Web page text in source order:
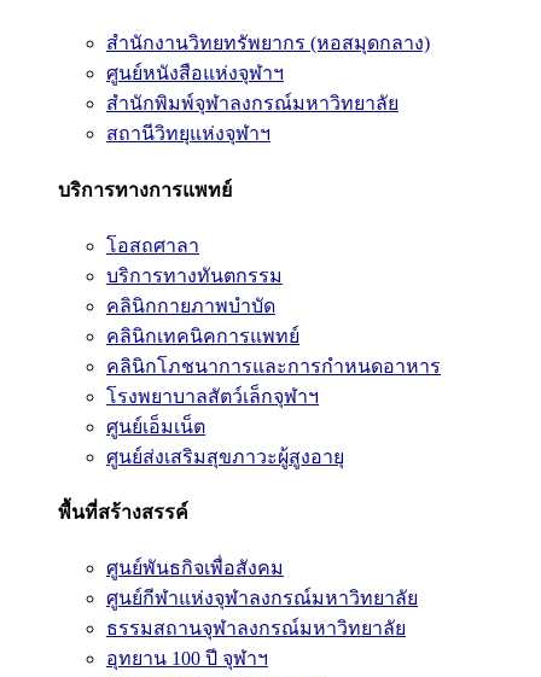
สำนักงานวิทยทรัพยากร (หอสมุดกลาง)
ศูนย์หนังสือแห่งจุฬาฯ
สำนักพิมพ์จุฬาลงกรณ์มหาวิทยาลัย
สถานีวิทยุแห่งจุฬาฯ
บริการทางการแพทย์
โอสถศาลา
บริการทางทันตกรรม
คลินิกกายภาพบำบัด
คลินิกเทคนิคการแพทย์
คลินิกโภชนาการและการกำหนดอาหาร
โรงพยาบาลสัตว์เล็กจุฬาฯ
ศูนย์เอ็มเน็ต
ศูนย์ส่งเสริมสุขภาวะผู้สูงอายุ
พื้นที่สร้างสรรค์
ศูนย์พันธกิจเพื่อสังคม
ศูนย์กีฬาแห่งจุฬาลงกรณ์มหาวิทยาลัย
ธรรมสถานจุฬาลงกรณ์มหาวิทยาลัย
อุทยาน 100 ปี จุฬาฯ